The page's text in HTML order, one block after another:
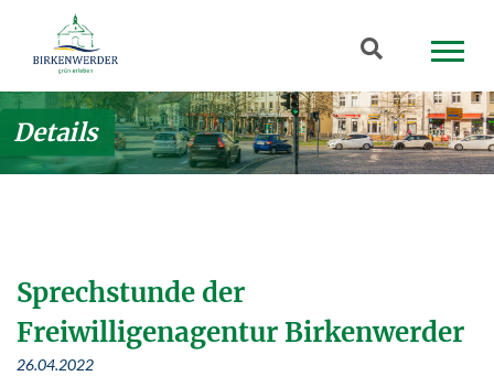
Zum Hauptinhalt springen
Suchbegriff
Details
Sprechstunde der
Freiwilligenagentur Birkenwerder
26.04.2022